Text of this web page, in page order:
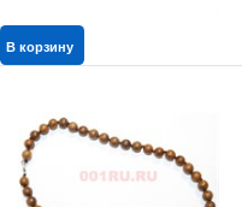
В корзину